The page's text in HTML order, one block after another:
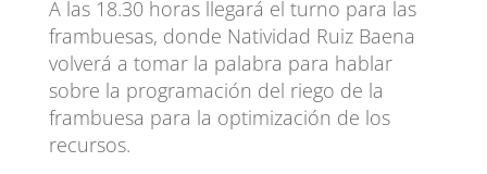
A las 18.30 horas llegará el turno para las
frambuesas, donde Natividad Ruiz Baena
volverá a tomar la palabra para hablar
sobre la programación del riego de la
frambuesa para la optimización de los
recursos.